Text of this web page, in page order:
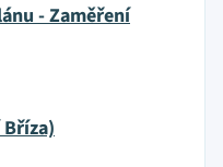
- Zaměření